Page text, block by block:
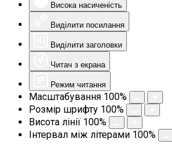
Висока насиченість
Виділити посилання
Виділити заголовки
Читач з екрана
Режим читання
Масштабування 100%
Розмір шрифту 100%
Висота лінії 100%
Інтервал між літерами 100%